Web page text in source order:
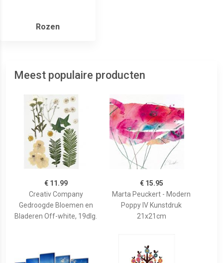
Rozen
Meest populaire producten
€ 11.99
Creativ Company
Gedroogde Bloemen en
Bladeren Off-white, 19dlg.
€ 15.95
Marta Peuckert - Modern
Poppy IV Kunstdruk
21x21cm